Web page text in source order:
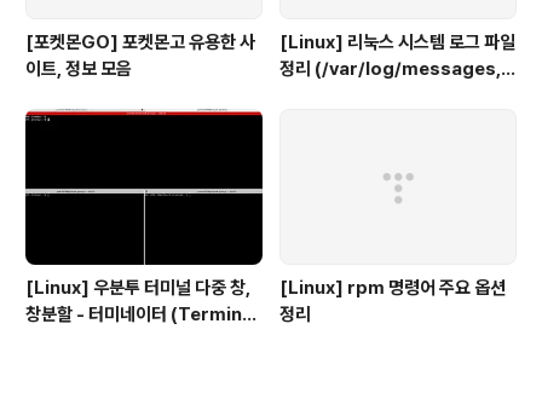
[포켓몬GO] 포켓몬고 유용한 사
이트, 정보 모음
[Linux] 리눅스 시스템 로그 파일
정리 (/var/log/messages, s
[Linux] 우분투 터미널 다중 창,
창분할 - 터미네이터 (Terminat
[Linux] rpm 명령어 주요 옵션
정리